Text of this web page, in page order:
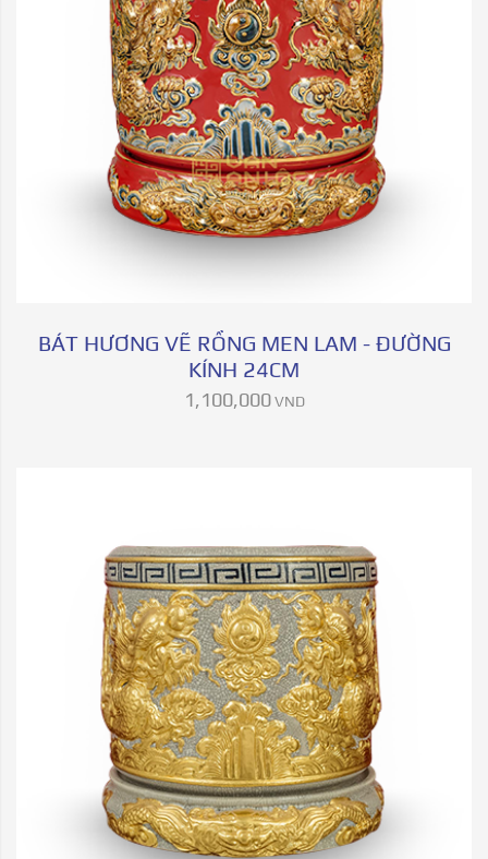
BÁT HƯƠNG VẼ RỒNG MEN LAM - ĐƯỜNG
KÍNH 24CM
1,100,000 VND